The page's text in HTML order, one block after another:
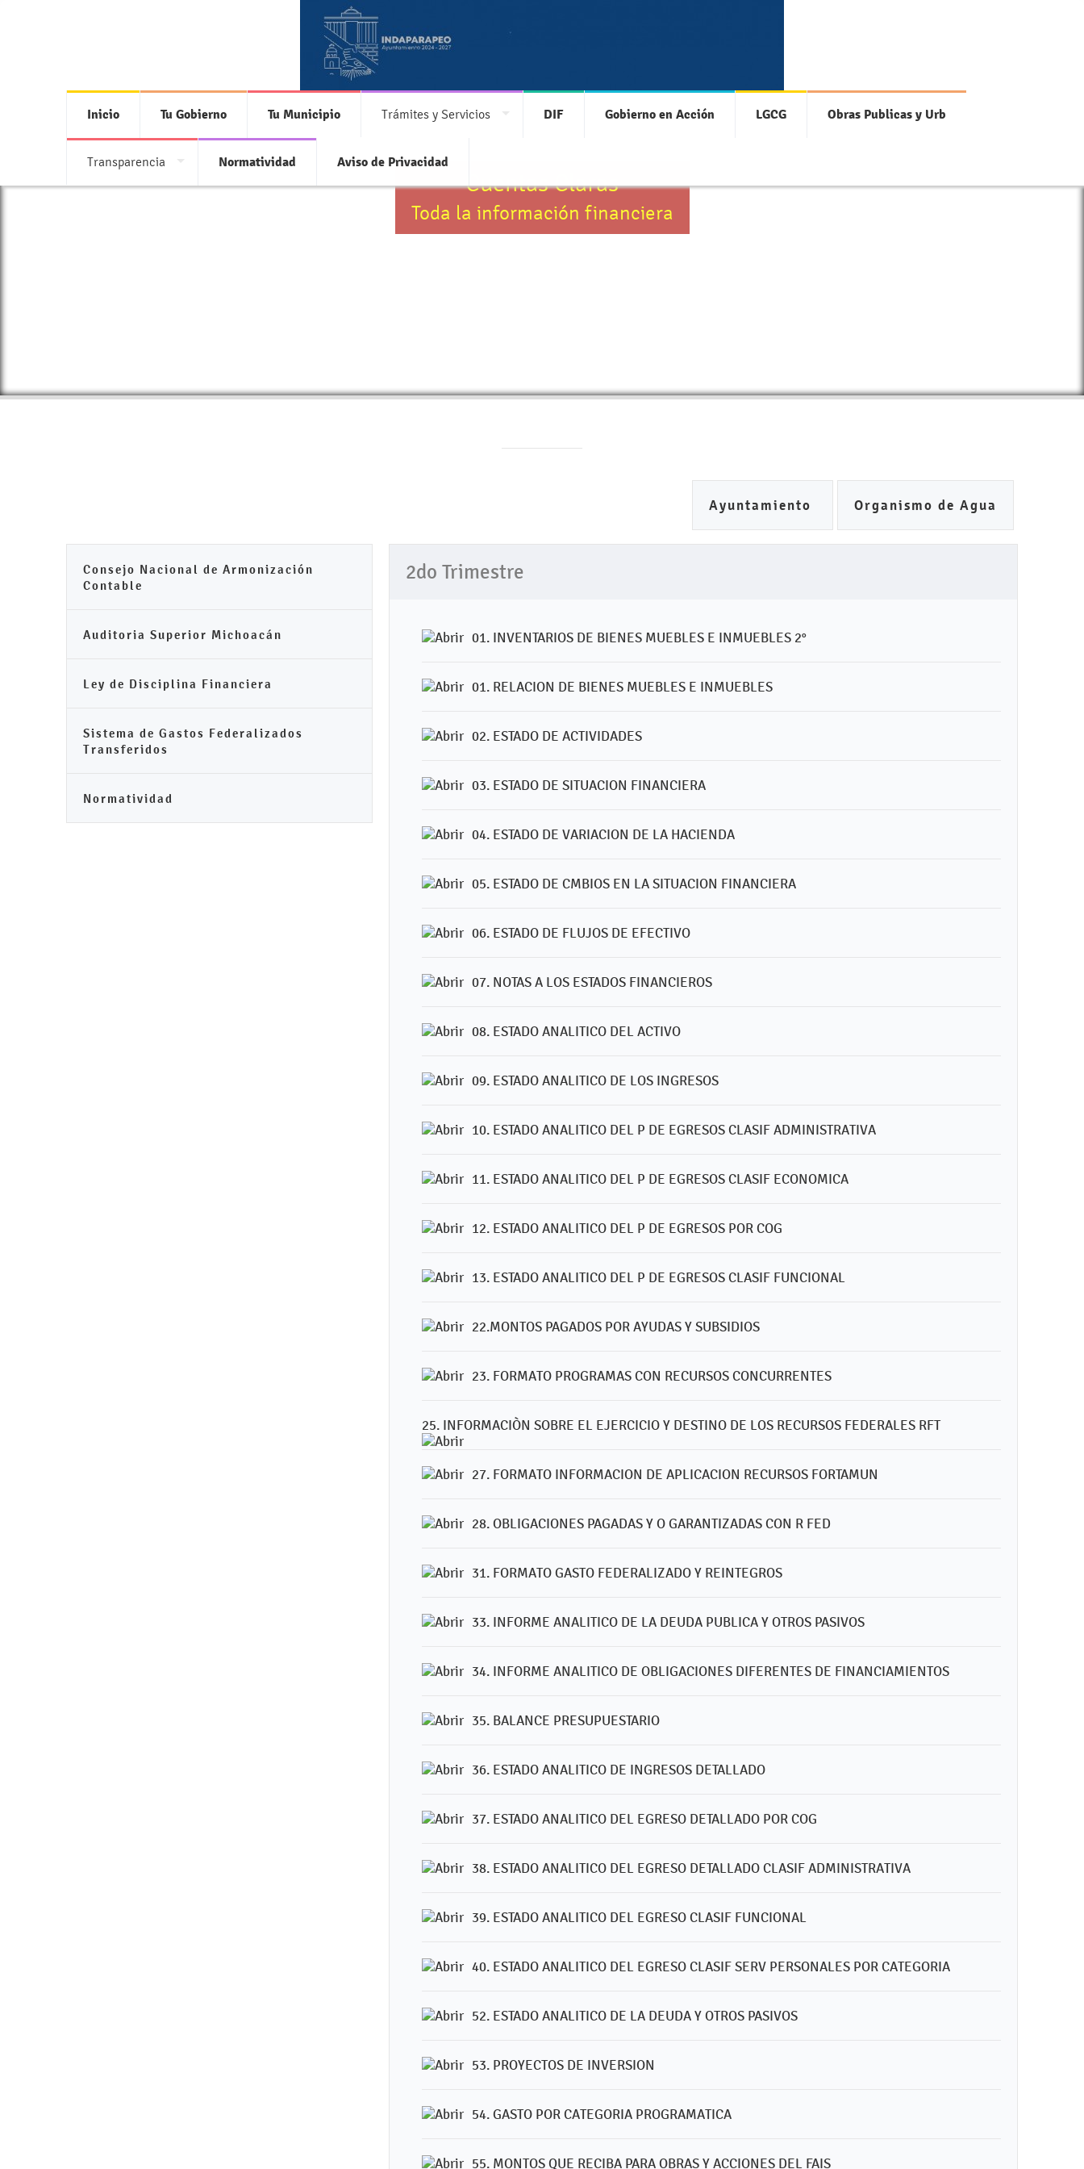
Inicio Tu Gobierno Tu Municipio Trámites y Servicios DIF Gobierno en Acción LGCG Obras Publicas y Urb
Transparencia Normatividad Aviso de Privacidad
Cuentas Claras
Toda la información financiera
Ayuntamiento Organismo de Agua
Consejo Nacional de Armonización
Contable
Auditoria Superior Michoacán
Ley de Disciplina Financiera
Sistema de Gastos Federalizados
Transferidos
Normatividad
2do Trimestre
01. INVENTARIOS DE BIENES MUEBLES E INMUEBLES 2°
01. RELACION DE BIENES MUEBLES E INMUEBLES
02. ESTADO DE ACTIVIDADES
03. ESTADO DE SITUACION FINANCIERA
04. ESTADO DE VARIACION DE LA HACIENDA
05. ESTADO DE CMBIOS EN LA SITUACION FINANCIERA
06. ESTADO DE FLUJOS DE EFECTIVO
07. NOTAS A LOS ESTADOS FINANCIEROS
08. ESTADO ANALITICO DEL ACTIVO
09. ESTADO ANALITICO DE LOS INGRESOS
10. ESTADO ANALITICO DEL P DE EGRESOS CLASIF ADMINISTRATIVA
11. ESTADO ANALITICO DEL P DE EGRESOS CLASIF ECONOMICA
12. ESTADO ANALITICO DEL P DE EGRESOS POR COG
13. ESTADO ANALITICO DEL P DE EGRESOS CLASIF FUNCIONAL
22.MONTOS PAGADOS POR AYUDAS Y SUBSIDIOS
23. FORMATO PROGRAMAS CON RECURSOS CONCURRENTES
25. INFORMACIÒN SOBRE EL EJERCICIO Y DESTINO DE LOS RECURSOS FEDERALES RFT
27. FORMATO INFORMACION DE APLICACION RECURSOS FORTAMUN
28. OBLIGACIONES PAGADAS Y O GARANTIZADAS CON R FED
31. FORMATO GASTO FEDERALIZADO Y REINTEGROS
33. INFORME ANALITICO DE LA DEUDA PUBLICA Y OTROS PASIVOS
34. INFORME ANALITICO DE OBLIGACIONES DIFERENTES DE FINANCIAMIENTOS
35. BALANCE PRESUPUESTARIO
36. ESTADO ANALITICO DE INGRESOS DETALLADO
37. ESTADO ANALITICO DEL EGRESO DETALLADO POR COG
38. ESTADO ANALITICO DEL EGRESO DETALLADO CLASIF ADMINISTRATIVA
39. ESTADO ANALITICO DEL EGRESO CLASIF FUNCIONAL
40. ESTADO ANALITICO DEL EGRESO CLASIF SERV PERSONALES POR CATEGORIA
52. ESTADO ANALITICO DE LA DEUDA Y OTROS PASIVOS
53. PROYECTOS DE INVERSION
54. GASTO POR CATEGORIA PROGRAMATICA
55. MONTOS QUE RECIBA PARA OBRAS Y ACCIONES DEL FAIS